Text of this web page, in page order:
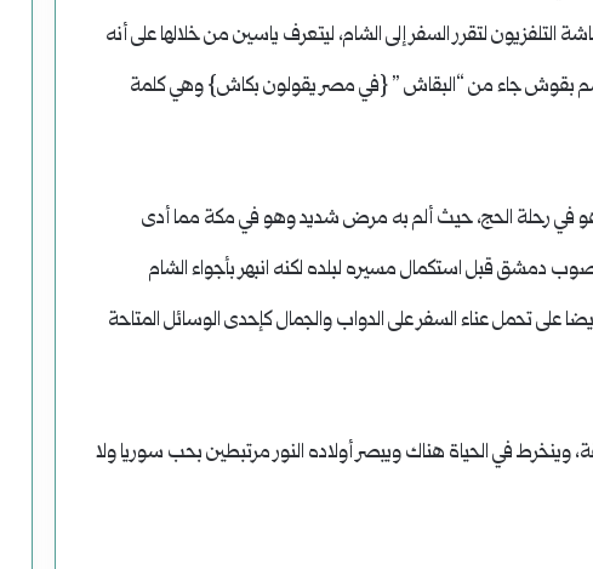
لتقرر السفر إلى الشام، ليتعرف ياسين من خلالها على أنه
اسم بقوش جاء من “البقاش ” {في مصر يقولون بكاش} وهي كلمة
في رحلة الحج، حيث ألم به مرض شديد وهو في مكة مما أدى
صوب دمشق قبل استكمال مسيره لبلده لكنه انبهر بأجواء الشام
على تحمل عناء السفر على الدواب والجمال كإحدى الوسائل المتاحة
وينخرط في الحياة هناك ويبصر أولاده النور مرتبطين بحب سوريا ولا